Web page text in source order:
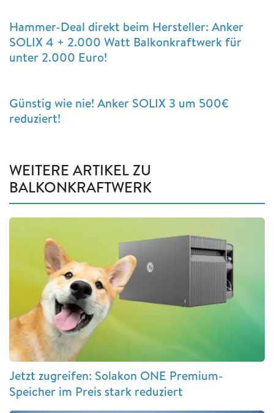
Hammer-Deal direkt beim Hersteller: Anker
SOLIX 4 + 2.000 Watt Balkonkraftwerk für
unter 2.000 Euro!
Günstig wie nie! Anker SOLIX 3 um 500€
reduziert!
WEITERE ARTIKEL ZU
BALKONKRAFTWERK
Jetzt zugreifen: Solakon ONE Premium-
Speicher im Preis stark reduziert